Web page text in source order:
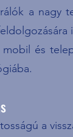
a nagy
és
a